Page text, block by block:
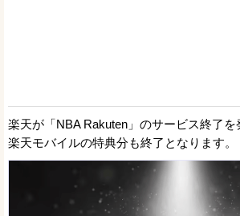
楽天が「NBA Rakuten」のサービス終了を
楽天モバイルの特典分も終了となります。